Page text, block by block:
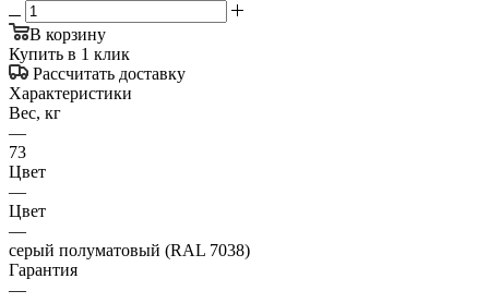
В корзину
Купить в 1 клик
Рассчитать доставку
Характеристики
Вес, кг
—
73
Цвет
—
Цвет
—
серый полуматовый (RAL 7038)
Гарантия
—